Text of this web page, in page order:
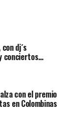
dj´s
conciertos…
con el premio
en Colombinas